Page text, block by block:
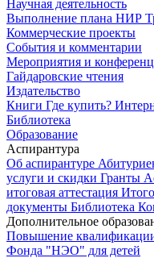
Научная деятельность
Выполнение плана НИР
Коммерческие проекты
События и комментарии
Мероприятия и
Гайдаровские чтения
Издательство
Книги Где купить?
Библиотека
Образование
Аспирантура
Об аспирантуре
услуги и скидки Гранты
итоговая аттестация
документы Библиотека
Дополнительное
Повышение
Фонда "НЭО" для детей